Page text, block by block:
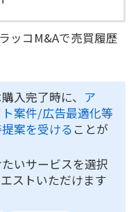
ッコM&Aで売買履歴
入完了時に、 ア
案件/広告最適化等
案を受ける ことが
いサービスを選択
ストいただけます